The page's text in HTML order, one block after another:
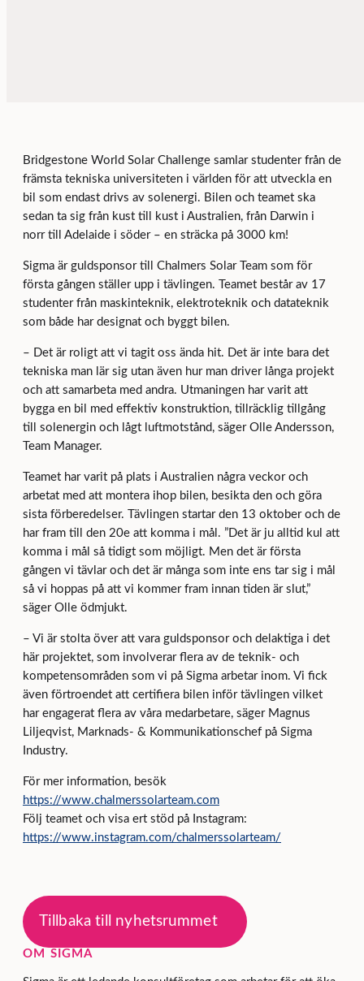
Bridgestone World Solar Challenge samlar studenter från de
främsta tekniska universiteten i världen för att utveckla en
bil som endast drivs av solenergi. Bilen och teamet ska
sedan ta sig från kust till kust i Australien, från Darwin i
norr till Adelaide i söder – en sträcka på 3000 km!
Sigma är guldsponsor till Chalmers Solar Team som för
första gången ställer upp i tävlingen. Teamet består av 17
studenter från maskinteknik, elektroteknik och datateknik
som både har designat och byggt bilen.
– Det är roligt att vi tagit oss ända hit. Det är inte bara det
tekniska man lär sig utan även hur man driver långa projekt
och att samarbeta med andra. Utmaningen har varit att
bygga en bil med effektiv konstruktion, tillräcklig tillgång
till solenergin och lågt luftmotstånd, säger Olle Andersson,
Team Manager.
Teamet har varit på plats i Australien några veckor och
arbetat med att montera ihop bilen, besikta den och göra
sista förberedelser. Tävlingen startar den 13 oktober och de
har fram till den 20e att komma i mål. ”Det är ju alltid kul att
komma i mål så tidigt som möjligt. Men det är första
gången vi tävlar och det är många som inte ens tar sig i mål
så vi hoppas på att vi kommer fram innan tiden är slut,”
säger Olle ödmjukt.
– Vi är stolta över att vara guldsponsor och delaktiga i det
här projektet, som involverar flera av de teknik- och
kompetensområden som vi på Sigma arbetar inom. Vi fick
även förtroendet att certifiera bilen inför tävlingen vilket
har engagerat flera av våra medarbetare, säger Magnus
Liljeqvist, Marknads- & Kommunikationschef på Sigma
Industry.
För mer information, besök
https://www.chalmerssolarteam.com
Följ teamet och visa ert stöd på Instagram:
https://www.instagram.com/chalmerssolarteam/
Tillbaka till nyhetsrummet
OM SIGMA